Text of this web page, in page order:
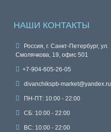
НАШИ КОНТАКТЫ
Россия, г. Санкт-Петербург, ул.
Смолячкова, 19, офис 501
+7-904-605-26-05
divanchikspb-market@yandex.ru
ПН-ПТ: 10:00 - 22:00
СБ: 10:00 - 22:00
ВС: 10:00 - 22:00